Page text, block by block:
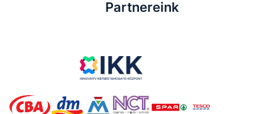
Partnereink